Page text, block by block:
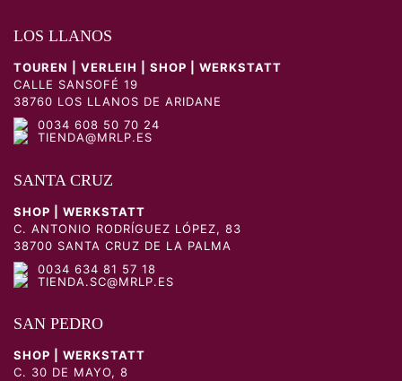
LOS LLANOS
TOUREN | VERLEIH | SHOP | WERKSTATT
CALLE SANSOFÉ 19
38760 LOS LLANOS DE ARIDANE
0034 608 50 70 24
TIENDA@MRLP.ES
SANTA CRUZ
SHOP | WERKSTATT
C. ANTONIO RODRÍGUEZ LÓPEZ, 83
38700 SANTA CRUZ DE LA PALMA
0034 634 81 57 18
TIENDA.SC@MRLP.ES
SAN PEDRO
SHOP | WERKSTATT
C. 30 DE MAYO, 8